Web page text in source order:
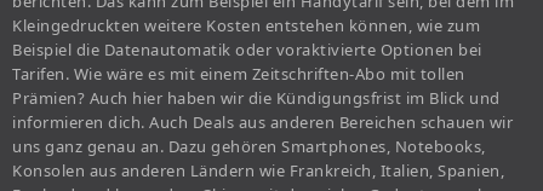
Kleingedruckten weitere Kosten entstehen können, wie zum
Beispiel die Datenautomatik oder voraktivierte Optionen bei
Tarifen. Wie wäre es mit einem Zeitschriften-Abo mit tollen
Prämien? Auch hier haben wir die Kündigungsfrist im Blick und
informieren dich. Auch Deals aus anderen Bereichen schauen wir
uns ganz genau an. Dazu gehören Smartphones, Notebooks,
Konsolen aus anderen Ländern wie Frankreich, Italien, Spanien,